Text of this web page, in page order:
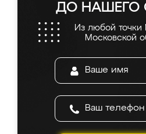
ДО НАШЕГО
Из любой точки
Московской